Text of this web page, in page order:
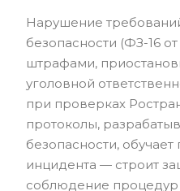
Нарушение
безопасности (ФЗ-16
штрафами,
уголовной
при проверках
протоколы,
безопасности,
инцидента — строит
соблюдение процедур